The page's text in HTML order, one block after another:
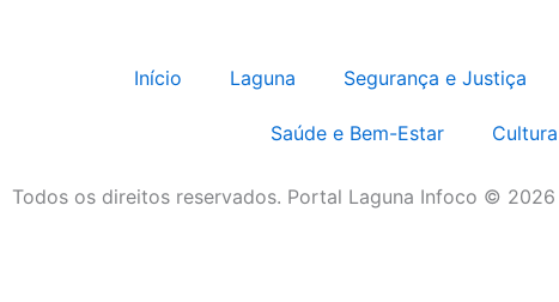
Início Laguna Segurança e Justiça
Saúde e Bem-Estar
Todos os direitos reservados. Portal Laguna Infoco ©